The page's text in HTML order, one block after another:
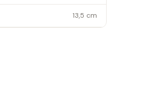
13,5 cm